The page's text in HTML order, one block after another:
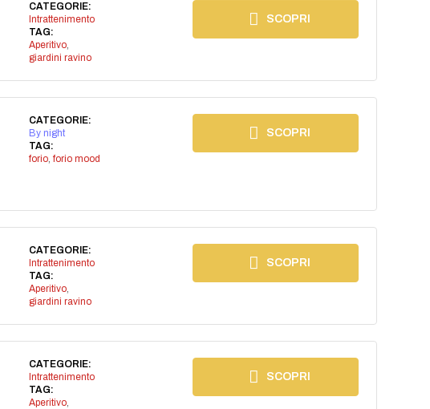
CATEGORIE:
Intrattenimento
TAG:
Aperitivo,
giardini ravino
SCOPRI
CATEGORIE:
By night
TAG:
forio, forio mood
SCOPRI
CATEGORIE:
Intrattenimento
TAG:
Aperitivo,
giardini ravino
SCOPRI
CATEGORIE:
Intrattenimento
TAG:
Aperitivo,
SCOPRI